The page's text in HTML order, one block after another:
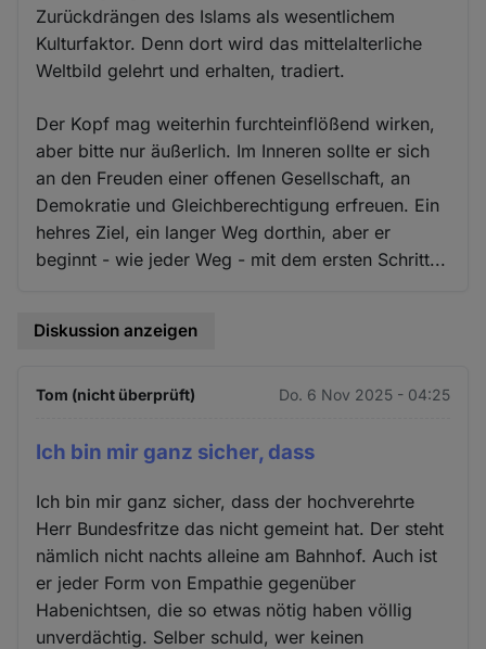
Zurückdrängen des Islams als wesentlichem
Kulturfaktor. Denn dort wird das mittelalterliche
Weltbild gelehrt und erhalten, tradiert.
Der Kopf mag weiterhin furchteinflößend wirken,
aber bitte nur äußerlich. Im Inneren sollte er sich
an den Freuden einer offenen Gesellschaft, an
Demokratie und Gleichberechtigung erfreuen. Ein
hehres Ziel, ein langer Weg dorthin, aber er
beginnt - wie jeder Weg - mit dem ersten Schritt...
Diskussion anzeigen
Tom (nicht überprüft) Do. 6 Nov 2025 - 04:25
Ich bin mir ganz sicher, dass
Ich bin mir ganz sicher, dass der hochverehrte
Herr Bundesfritze das nicht gemeint hat. Der steht
nämlich nicht nachts alleine am Bahnhof. Auch ist
er jeder Form von Empathie gegenüber
Habenichtsen, die so etwas nötig haben völlig
unverdächtig. Selber schuld, wer keinen